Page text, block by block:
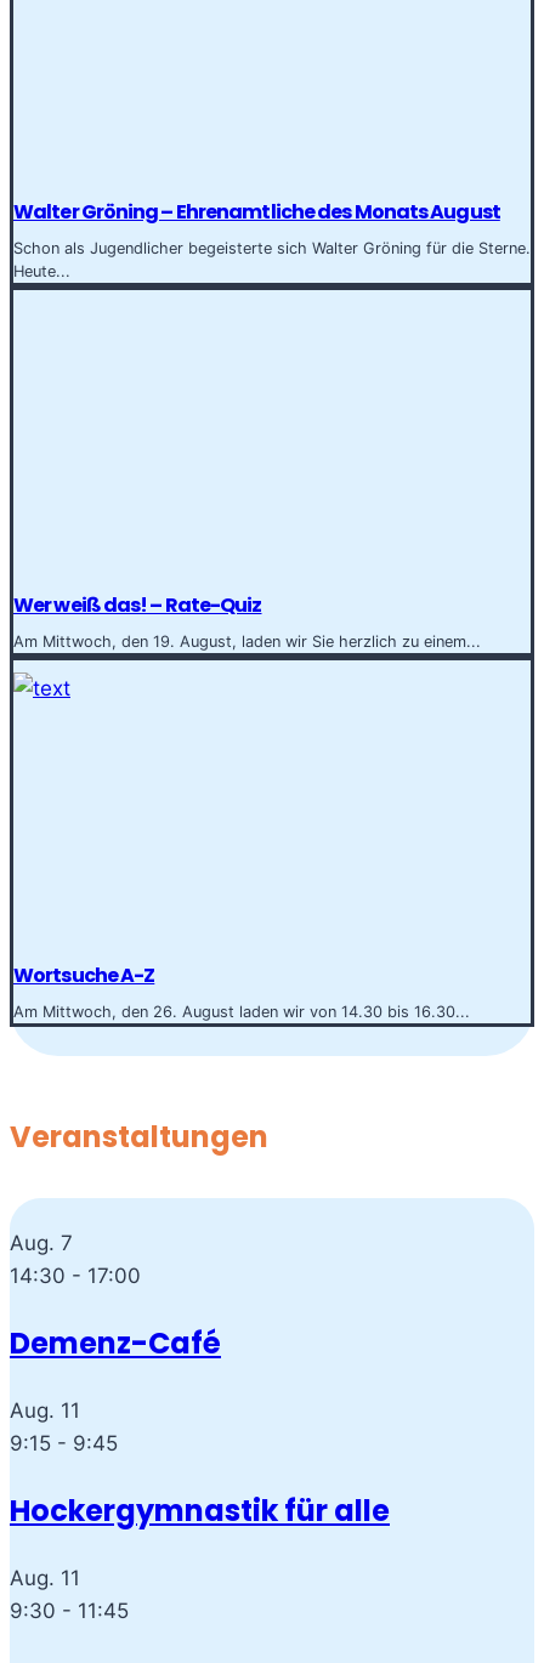
Walter Gröning – Ehrenamtliche des Monats August
Schon als Jugendlicher begeisterte sich Walter Gröning für die Sterne.
Heute...
Wer weiß das! – Rate-Quiz
Am Mittwoch, den 19. August, laden wir Sie herzlich zu einem...
Wortsuche A-Z
Am Mittwoch, den 26. August laden wir von 14.30 bis 16.30...
Veranstaltungen
Aug. 7
14:30 - 17:00
Demenz-Café
Aug. 11
9:15 - 9:45
Hockergymnastik für alle
Aug. 11
9:30 - 11:45